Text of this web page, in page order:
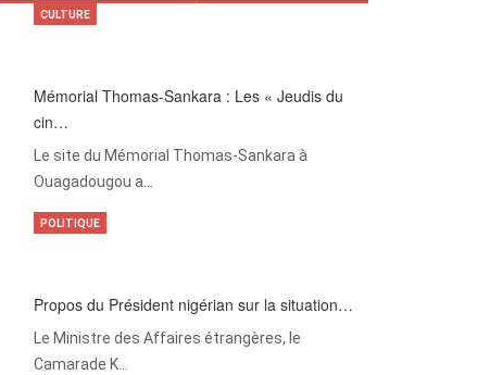
Mémorial Thomas-Sankara : Les « Jeudis du
cin…
Le site du Mémorial Thomas-Sankara à
Ouagadougou a…
CULTURE
Propos du Président nigérian sur la situation…
Le Ministre des Affaires étrangères, le
Camarade K…
POLITIQUE